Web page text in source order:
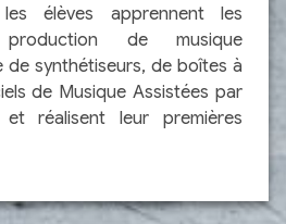
élèves apprennent les
de musique
de synthétiseurs, de boîtes à
de Musique Assistées par
et réalisent leur premières